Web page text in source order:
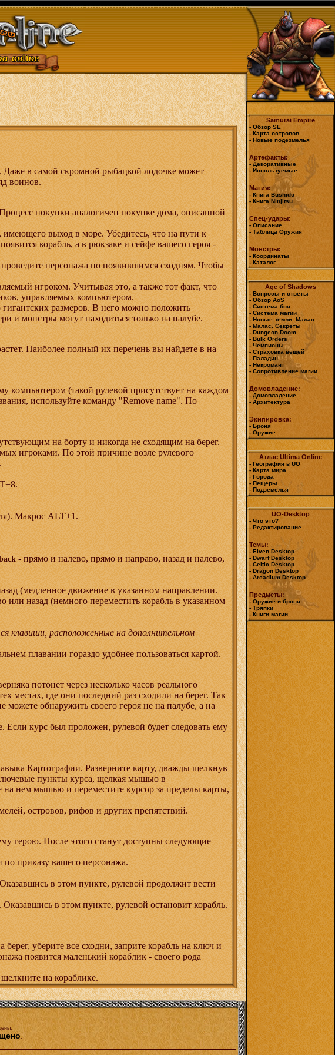
в самой скромной рыбацкой лодочке может
воинов.
покупки аналогичен покупке дома, описанной
имеющего выход в море. Убедитесь, что на пути к
корабль, а в рюкзаке и сейфе вашего героя -
персонажа по появившимся сходням. Чтобы
игроком. Учитывая это, а также тот факт, что
управляемых компьютером.
размеров. В него можно положить
и монстры могут находиться только на палубе.
Наиболее полный их перечень вы найдете в на
компьютером (такой рулевой присутствует на каждом
используйте команду "Remove name". По
на борту и никогда не сходящим на берег.
игроками. По этой причине возле рулевого
Макрос ALT+1.
- прямо и налево, прямо и направо, назад и налево,
(медленное движение в указанном направлении.
или назад (немного переместить корабль в указанном
клавиши, расположенные на дополнительном
плавании гораздо удобнее пользоваться картой.
потонет через несколько часов реального
местах, где они последний раз сходили на берег. Так
обнаружить своего героя не на палубе, а на
курс был проложен, рулевой будет следовать ему
Картографии. Разверните карту, дважды щелкнув
пункты курса, щелкая мышью в
нем мышью и переместите курсор за пределы карты,
островов, рифов и других препятствий.
герою. После этого станут доступны следующие
по приказу вашего персонажа.
в этом пункте, рулевой продолжит вести
в этом пункте, рулевой остановит корабль.
уберите все сходни, заприте корабль на ключ и
появится маленький кораблик - своего рода
на кораблике.
Samurai Empire
- Обзор SE
- Карта островов
- Новые подезмелья
Артефакты:
- Декоративные
- Используемые
Магия:
- Книга Bushido
- Книга Ninjitsu
Спец-удары:
- Описание
- Таблица Оружия
Монстры:
- Координаты
- Каталог
Age of Shadows
- Вопросы и ответы
- Обзор AoS
- Система боя
- Система магии
- Новые земли: Малас
- Малас. Секреты
- Dungeon Doom
- Bulk Orders
- Чемпионы
- Страховка вещей
- Паладин
- Некромант
- Сопротивление магии
Домовладение:
- Домовладение
- Архитектура
Экипировка:
- Броня
- Оружие
Атлас Ultima Online
- География в UO
- Карта мира
- Города
- Пещеры
- Подземелья
UO-Desktop
- Что это?
- Редактирование
Темы:
- Elven Desktop
- Dwarf Desktop
- Celtic Desktop
- Dragon Desktop
- Arcadium Desktop
Предметы:
- Оружие и броня
- Тряпки
- Книги магии
.